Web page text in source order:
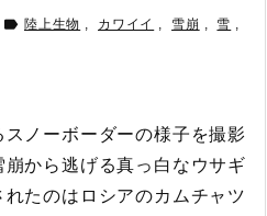
 陸上生物 , カワイイ , 雪崩 , 雪 ,
ノーボーダーの様子を撮影
から逃げる真っ白なウサギ
れたのはロシアのカムチャツ